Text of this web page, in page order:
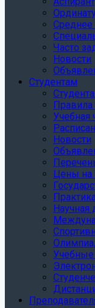
Среднее
Часто
Новости
Студентам
Правила
Учебная
Новости
Цены на
Научная
Учебные